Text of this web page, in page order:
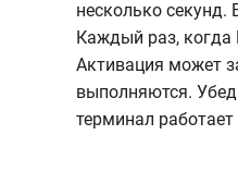
несколько секунд.
Каждый раз, когда
Активация может
выполняются.
терминал